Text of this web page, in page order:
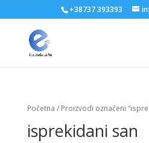
+38737 393393
Početna / Proizvodi označeni
isprekidani san